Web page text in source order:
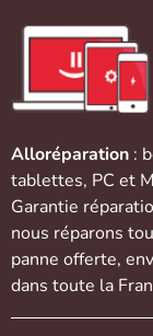
Alloréparation :
tablettes, PC et
Garantie
nous réparons
panne offerte,
dans toute la